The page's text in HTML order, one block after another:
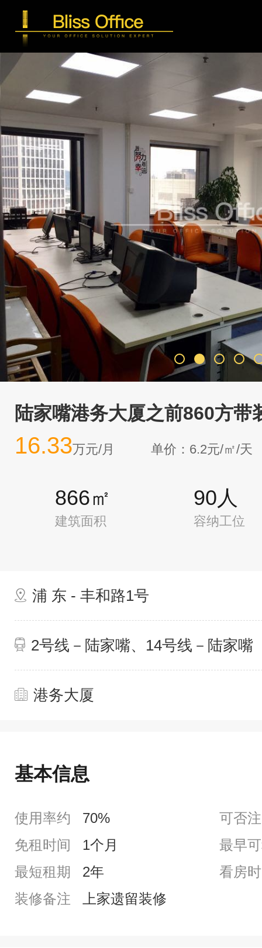
陆家嘴港务大厦之前860方带
16.33万元/月 单价：6.2元/㎡/天
866㎡
建筑面积
90人
容纳工位
浦 东 - 丰和路1号
2号线－陆家嘴、14号线－陆家嘴
港务大厦
基本信息
使用率约 70%
可否
免租时间
1个月
最早
最短租期
2年
看房
装修备注
上家遗留装修